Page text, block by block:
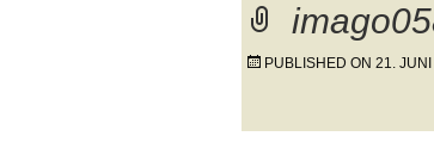
PUBLISHED ON 21.